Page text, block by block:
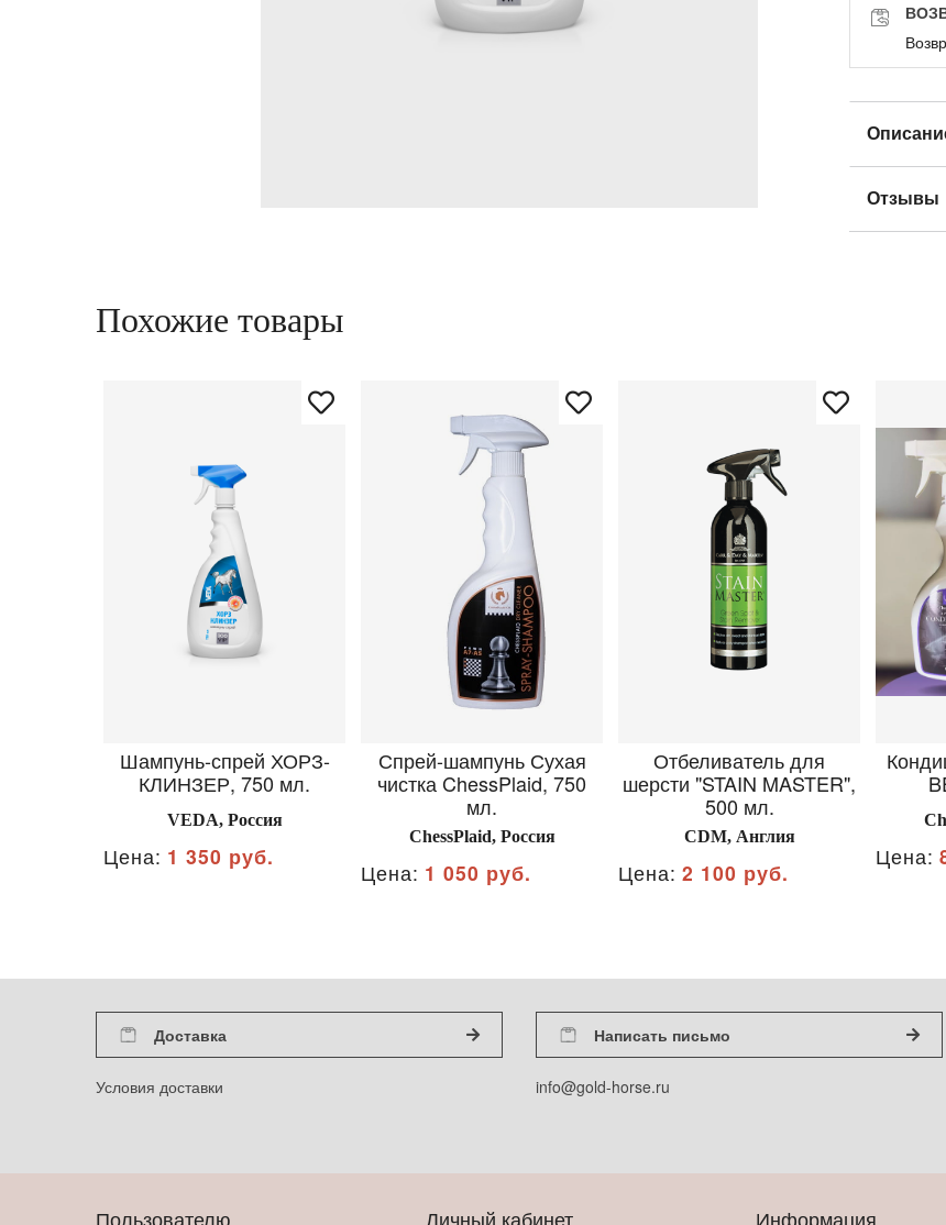
Отзывы
Похожие товары
Шампунь-спрей ХОРЗ-
КЛИНЗЕР, 750 мл.
VEDA, Россия
Цена: 1 350 руб.
Спрей-шампунь Сухая
чистка ChessPlaid, 750
мл.
ChessPlaid, Россия
Цена: 1 050 руб.
Отбеливатель для
шерсти "STAIN MASTER",
500 мл.
CDM, Англия
Цена: 2 100 руб.
Цена:
Доставка
Условия доставки
Написать письмо
info@gold-horse.ru
Пользователю Личный кабинет Информация